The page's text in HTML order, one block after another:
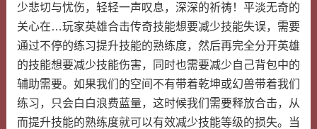
少悲切与忧伤，轻轻一声叹息，深深的祈祷！平淡无奇的
关心在…玩家英雄合击传奇技能想要减少技能失误，需要
通过不停的练习提升技能的熟练度，然后再完全分开英雄
的技能想要减少技能伤害，同时也需要减少自己背包中的
辅助需要。如果我们的空间不有带着乾坤或幻兽带着我们
练习，只会白白浪费蓝量，这时候我们需要释放合击，从
而提升技能的熟练度就可以有效减少技能等级的损失。当